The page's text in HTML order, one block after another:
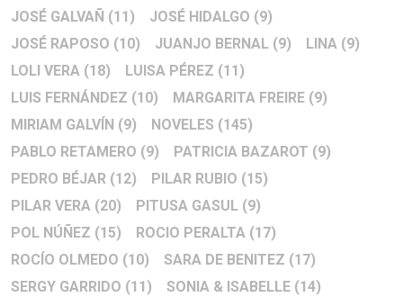
JOSÉ GALVAÑ (11) JOSÉ HIDALGO (9)
JOSÉ RAPOSO (10) JUANJO BERNAL (9) LINA (9)
LOLI VERA (18) LUISA PÉREZ (11)
LUIS FERNÁNDEZ (10) MARGARITA FREIRE (9)
MIRIAM GALVÍN (9) NOVELES (145)
PABLO RETAMERO (9) PATRICIA BAZAROT (9)
PEDRO BÉJAR (12) PILAR RUBIO (15)
PILAR VERA (20) PITUSA GASUL (9)
POL NÚÑEZ (15) ROCIO PERALTA (17)
ROCÍO OLMEDO (10) SARA DE BENITEZ (17)
SERGY GARRIDO (11) SONIA & ISABELLE (14)